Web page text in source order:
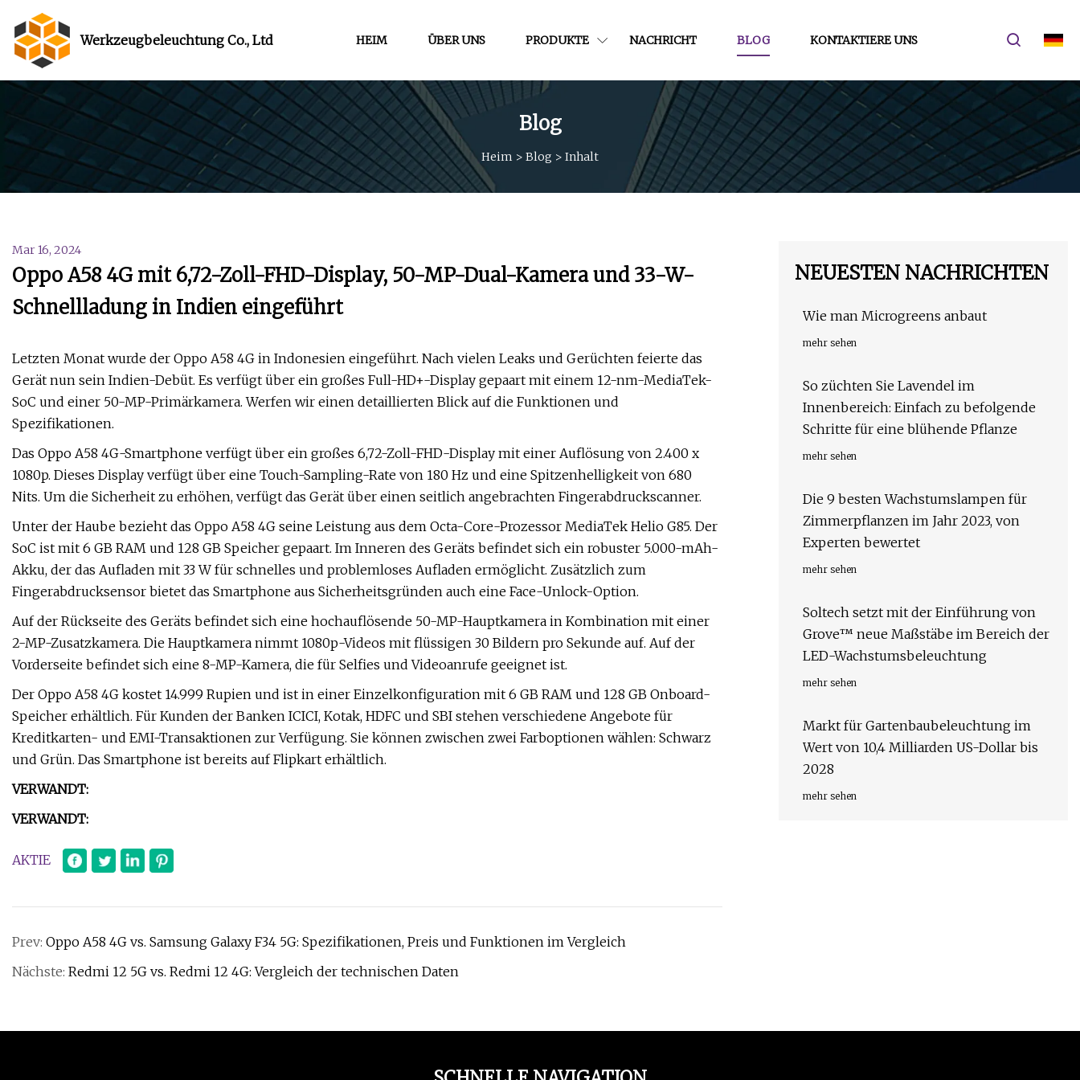
Werkzeugbeleuchtung Co., Ltd HEIM ÜBER UNS PRODUKTE NACHRICHT BLOG KONTAKTIERE UNS
Blog
Heim > Blog > Inhalt
Mar 16, 2024
Oppo A58 4G mit 6,72-Zoll-FHD-Display, 50-MP-Dual-Kamera und 33-W-
Schnellladung in Indien eingeführt
Letzten Monat wurde der Oppo A58 4G in Indonesien eingeführt. Nach vielen Leaks und Gerüchten feierte das
Gerät nun sein Indien-Debüt. Es verfügt über ein großes Full-HD+-Display gepaart mit einem 12-nm-MediaTek-
SoC und einer 50-MP-Primärkamera. Werfen wir einen detaillierten Blick auf die Funktionen und
Spezifikationen.
Das Oppo A58 4G-Smartphone verfügt über ein großes 6,72-Zoll-FHD-Display mit einer Auflösung von 2.400 x
1080p. Dieses Display verfügt über eine Touch-Sampling-Rate von 180 Hz und eine Spitzenhelligkeit von 680
Nits. Um die Sicherheit zu erhöhen, verfügt das Gerät über einen seitlich angebrachten Fingerabdruckscanner.
Unter der Haube bezieht das Oppo A58 4G seine Leistung aus dem Octa-Core-Prozessor MediaTek Helio G85. Der
SoC ist mit 6 GB RAM und 128 GB Speicher gepaart. Im Inneren des Geräts befindet sich ein robuster 5.000-mAh-
Akku, der das Aufladen mit 33 W für schnelles und problemloses Aufladen ermöglicht. Zusätzlich zum
Fingerabdrucksensor bietet das Smartphone aus Sicherheitsgründen auch eine Face-Unlock-Option.
Auf der Rückseite des Geräts befindet sich eine hochauflösende 50-MP-Hauptkamera in Kombination mit einer
2-MP-Zusatzkamera. Die Hauptkamera nimmt 1080p-Videos mit flüssigen 30 Bildern pro Sekunde auf. Auf der
Vorderseite befindet sich eine 8-MP-Kamera, die für Selfies und Videoanrufe geeignet ist.
Der Oppo A58 4G kostet 14.999 Rupien und ist in einer Einzelkonfiguration mit 6 GB RAM und 128 GB Onboard-
Speicher erhältlich. Für Kunden der Banken ICICI, Kotak, HDFC und SBI stehen verschiedene Angebote für
Kreditkarten- und EMI-Transaktionen zur Verfügung. Sie können zwischen zwei Farboptionen wählen: Schwarz
und Grün. Das Smartphone ist bereits auf Flipkart erhältlich.
VERWANDT:
VERWANDT:
AKTIE
Prev: Oppo A58 4G vs. Samsung Galaxy F34 5G: Spezifikationen, Preis und Funktionen im Vergleich
Nächste: Redmi 12 5G vs. Redmi 12 4G: Vergleich der technischen Daten
NEUESTEN NACHRICHTEN
Wie man Microgreens anbaut
mehr sehen
So züchten Sie Lavendel im
Innenbereich: Einfach zu befolgende
Schritte für eine blühende Pflanze
mehr sehen
Die 9 besten Wachstumslampen für
Zimmerpflanzen im Jahr 2023, von
Experten bewertet
mehr sehen
Soltech setzt mit der Einführung von
Grove™ neue Maßstäbe im Bereich der
LED-Wachstumsbeleuchtung
mehr sehen
Markt für Gartenbaubeleuchtung im
Wert von 10,4 Milliarden US-Dollar bis
2028
mehr sehen